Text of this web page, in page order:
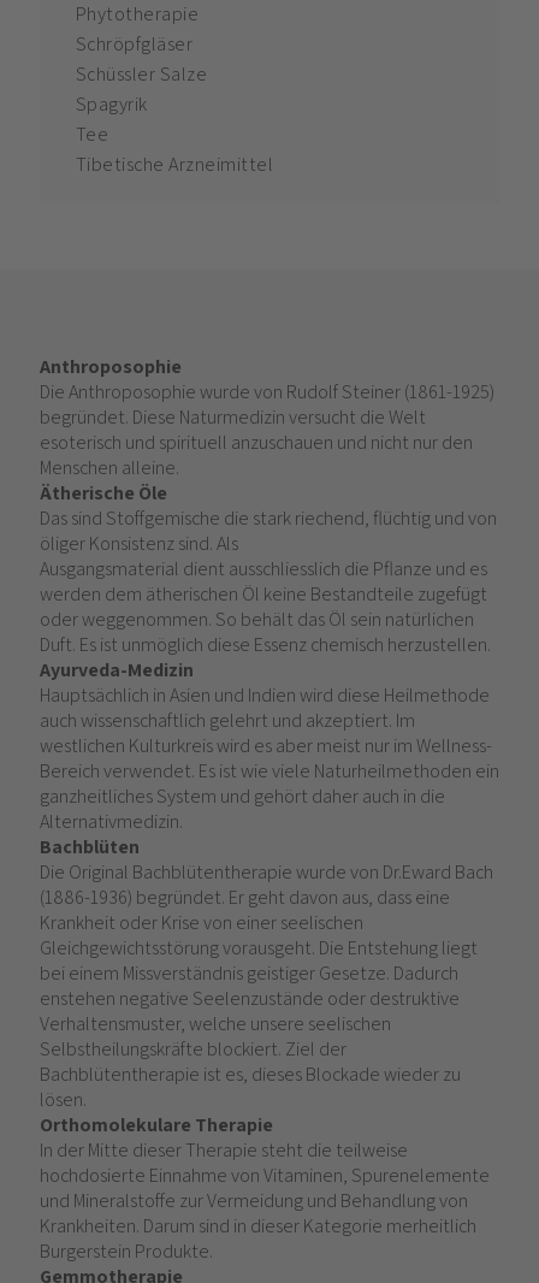
Phytotherapie
Schröpfgläser
Schüssler Salze
Spagyrik
Tee
Tibetische Arzneimittel
Anthroposophie
Die Anthroposophie wurde von Rudolf Steiner (1861-1925)
begründet. Diese Naturmedizin versucht die Welt
esoterisch und spirituell anzuschauen und nicht nur den
Menschen alleine.
Ätherische Öle
Das sind Stoffgemische die stark riechend, flüchtig und von
öliger Konsistenz sind. Als
Ausgangsmaterial dient ausschliesslich die Pflanze und es
werden dem ätherischen Öl keine Bestandteile zugefügt
oder weggenommen. So behält das Öl sein natürlichen
Duft. Es ist unmöglich diese Essenz chemisch herzustellen.
Ayurveda-Medizin
Hauptsächlich in Asien und Indien wird diese Heilmethode
auch wissenschaftlich gelehrt und akzeptiert. Im
westlichen Kulturkreis wird es aber meist nur im Wellness-
Bereich verwendet. Es ist wie viele Naturheilmethoden ein
ganzheitliches System und gehört daher auch in die
Alternativmedizin.
Bachblüten
Die Original Bachblütentherapie wurde von Dr.Eward Bach
(1886-1936) begründet. Er geht davon aus, dass eine
Krankheit oder Krise von einer seelischen
Gleichgewichtsstörung vorausgeht. Die Entstehung liegt
bei einem Missverständnis geistiger Gesetze. Dadurch
enstehen negative Seelenzustände oder destruktive
Verhaltensmuster, welche unsere seelischen
Selbstheilungskräfte blockiert. Ziel der
Bachblütentherapie ist es, dieses Blockade wieder zu
lösen.
Orthomolekulare Therapie
In der Mitte dieser Therapie steht die teilweise
hochdosierte Einnahme von Vitaminen, Spurenelemente
und Mineralstoffe zur Vermeidung und Behandlung von
Krankheiten. Darum sind in dieser Kategorie merheitlich
Burgerstein Produkte.
Gemmotherapie